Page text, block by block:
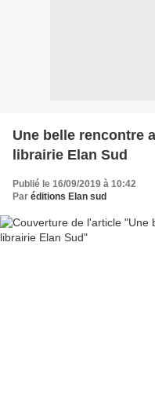
Une belle rencontre
librairie Elan Sud
Publié le 16/09/2019 à 10:42
Par éditions Elan sud